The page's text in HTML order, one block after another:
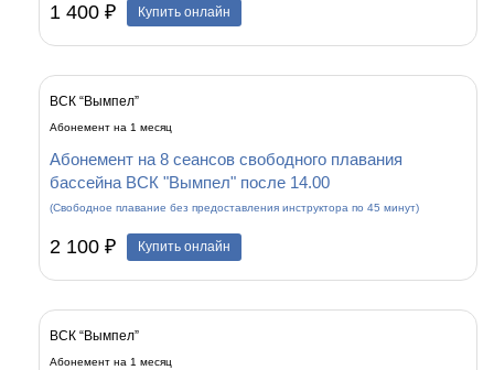
1 400 ₽ Купить онлайн
ВСК “Вымпел”
Абонемент на 1 месяц
Абонемент на 8 сеансов свободного плавания
бассейна ВСК "Вымпел" после 14.00
(Свободное плавание без предоставления инструктора по 45 минут)
2 100 ₽ Купить онлайн
ВСК “Вымпел”
Абонемент на 1 месяц